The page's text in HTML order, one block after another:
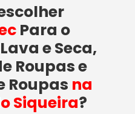
Para o
e Seca,
Roupas e
Roupas na
Siqueira?